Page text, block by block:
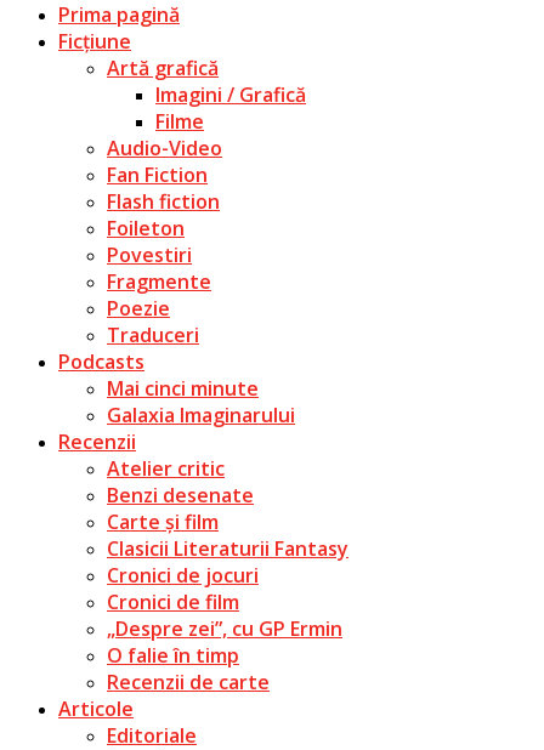
Prima pagină
Ficțiune
Artă grafică
Imagini / Grafică
Filme
Audio-Video
Fan Fiction
Flash fiction
Foileton
Povestiri
Fragmente
Poezie
Traduceri
Podcasts
Mai cinci minute
Galaxia Imaginarului
Recenzii
Atelier critic
Benzi desenate
Carte și film
Clasicii Literaturii Fantasy
Cronici de jocuri
Cronici de film
„Despre zei”, cu GP Ermin
O falie în timp
Recenzii de carte
Articole
Editoriale